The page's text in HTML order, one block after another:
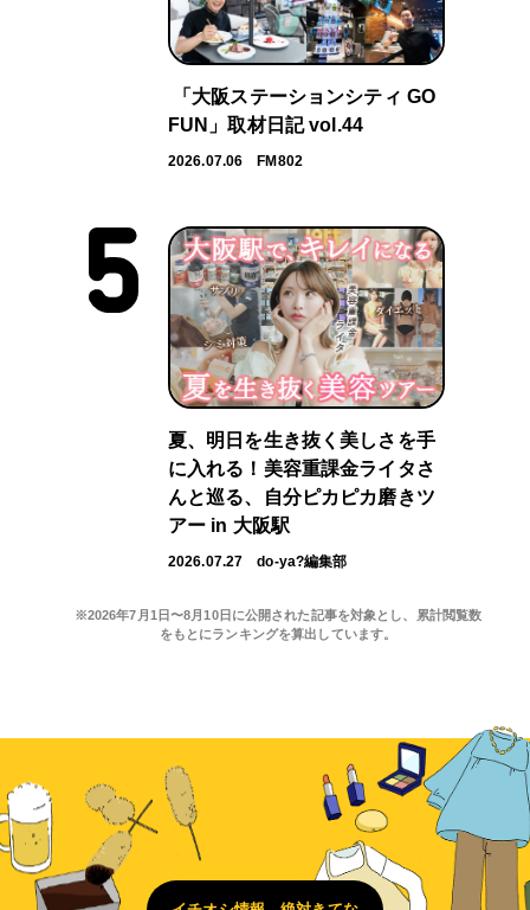
「大阪ステーションシティ GO
FUN」取材日記 vol.44
2026.07.06 FM802
夏、明日を生き抜く美しさを手
に入れる！美容重課金ライタさ
んと巡る、自分ピカピカ磨きツ
アー in 大阪駅
2026.07.27 do-ya?編集部
※2026年7月1日〜8月10日に公開された記事を対象とし、累計閲覧数
をもとにランキングを算出しています。